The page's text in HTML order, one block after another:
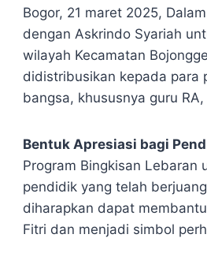
Bogor, 21 maret 2025,
dengan Askrindo Syariah
wilayah Kecamatan
didistribusikan kepada para
bangsa, khususnya guru
Bentuk Apresiasi bagi
Program Bingkisan Lebaran
pendidik yang telah
diharapkan dapat
Fitri dan menjadi simbol